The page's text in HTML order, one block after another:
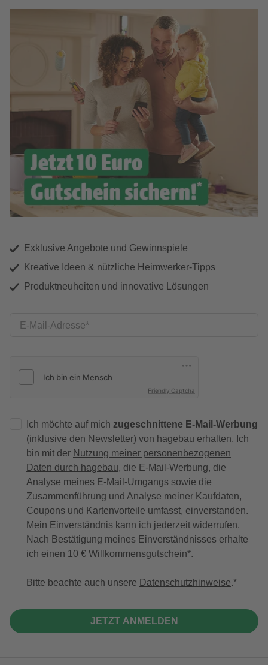
Exklusive Angebote und Gewinnspiele
Kreative Ideen & nützliche Heimwerker-Tipps
Produktneuheiten und innovative Lösungen
E-Mail-Adresse
Friendly Captcha
Ich möchte auf mich zugeschnittene E-Mail-Werbung
(inklusive den Newsletter) von hagebau erhalten. Ich
bin mit der Nutzung meiner personenbezogenen
Daten durch hagebau, die E-Mail-Werbung, die
Analyse meines E-Mail-Umgangs sowie die
Zusammenführung und Analyse meiner Kaufdaten,
Coupons und Kartenvorteile umfasst, einverstanden.
Mein Einverständnis kann ich jederzeit widerrufen.
Nach Bestätigung meines Einverständnisses erhalte
ich einen 10 € Willkommensgutschein*.
Bitte beachte auch unsere Datenschutzhinweise.
JETZT ANMELDEN